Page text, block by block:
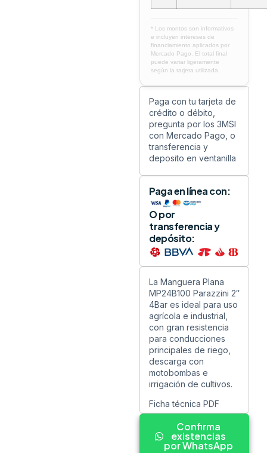
* Los montos son informativos
e incluyen intereses de
financiamiento aplicados por
Mercado Pago. El total final
puede variar ligeramente
según la tarjeta utilizada.
Paga con tu tarjeta de
crédito o débito,
pregunta por los 3MSI
con Mercado Pago, o
transferencia y
deposito en ventanilla
Paga en línea con:
O por
transferencia y
depósito:
La Manguera Plana
MP24B100 Parazzini 2″
4Bar es ideal para uso
agrícola e industrial,
con gran resistencia
para conducciones
principales de riego,
descarga con
motobombas e
irrigación de cultivos.
Ficha técnica PDF
Confirma
existencias
por WhatsApp